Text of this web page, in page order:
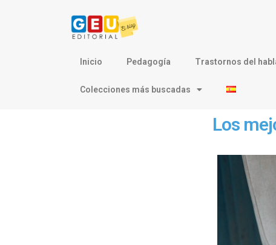
Inicio Pedagogía Trastornos del
Colecciones más buscadas
Los